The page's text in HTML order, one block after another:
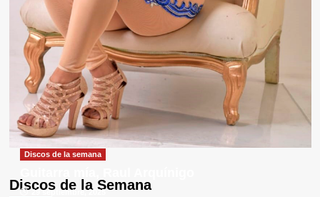
Discos de la Semana
Discos de la semana
29 septiembre, 2025